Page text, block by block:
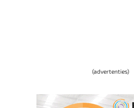
(advertenties)